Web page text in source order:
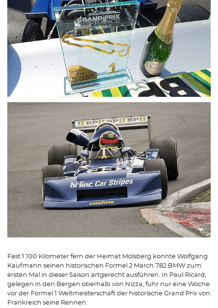
Fast 1.100 Kilometer fern der Heimat Molsberg konnte Wolfgang
Kaufmann seinen historischen Formel 2 March 782 BMW zum
ersten Mal in dieser Saison artgerecht ausführen. In Paul Ricard,
gelegen in den Bergen oberhalb von Nizza, fuhr nur eine Woche
vor der Formel 1 Weltmeisterschaft der historische Grand Prix von
Frankreich seine Rennen.